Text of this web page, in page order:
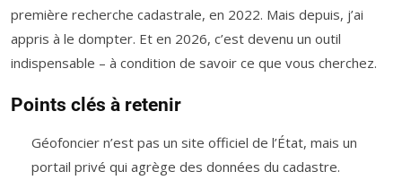
première recherche cadastrale, en 2022. Mais depuis, j’ai
appris à le dompter. Et en 2026, c’est devenu un outil
indispensable – à condition de savoir ce que vous cherchez.
Points clés à retenir
Géofoncier n’est pas un site officiel de l’État, mais un
portail privé qui agrège des données du cadastre.